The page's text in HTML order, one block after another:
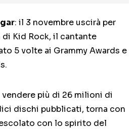
: il 3 novembre uscirà per
di Kid Rock, il cantante
5 volte ai Grammy Awards e
vendere più di 26 milioni di
dischi pubblicati, torna con
con lo spirito del